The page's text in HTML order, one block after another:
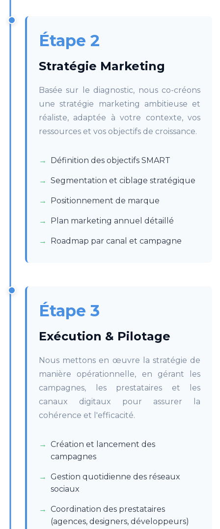
Étape 2
Stratégie Marketing
Basée sur le diagnostic, nous co-créons
une stratégie marketing ambitieuse et
réaliste, adaptée à votre contexte, vos
ressources et vos objectifs de croissance.
Définition des objectifs SMART
Segmentation et ciblage stratégique
Positionnement de marque
Plan marketing annuel détaillé
Roadmap par canal et campagne
Étape 3
Exécution & Pilotage
Nous mettons en œuvre la stratégie de
manière opérationnelle, en gérant les
campagnes, les prestataires et les
canaux digitaux pour assurer la
cohérence et l'efficacité.
Création et lancement des
campagnes
Gestion quotidienne des réseaux
sociaux
Coordination des prestataires
(agences, designers, développeurs)